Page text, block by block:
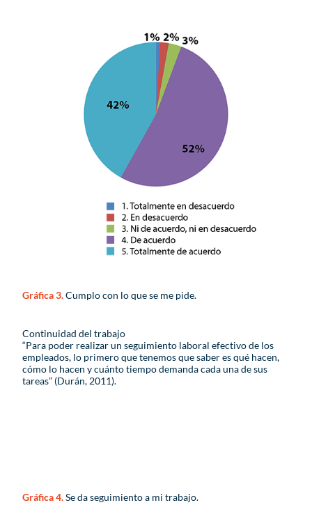
Gráfica 3.Cumplo con lo que se me pide.
Continuidad del trabajo
“Para poder realizar un seguimiento laboral efectivo de los
empleados, lo primero que tenemos que saber es qué hacen,
cómo lo hacen y cuánto tiempo demanda cada una de sus
tareas” (Durán, 2011).
Gráfica 4.Se da seguimiento a mi trabajo.